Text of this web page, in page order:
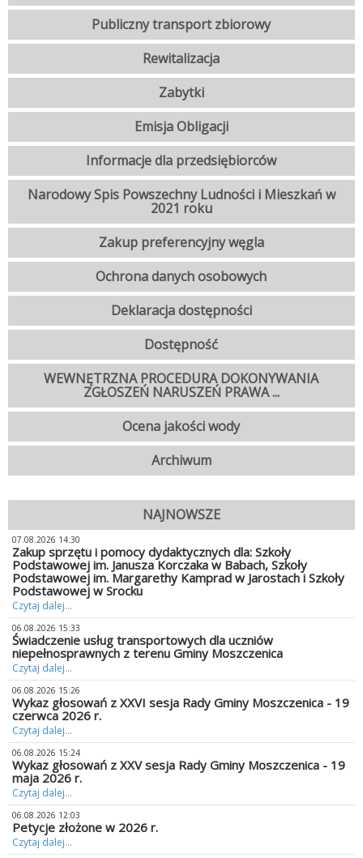
Publiczny transport zbiorowy
Rewitalizacja
Zabytki
Emisja Obligacji
Informacje dla przedsiębiorców
Narodowy Spis Powszechny Ludności i Mieszkań w
2021 roku
Zakup preferencyjny węgla
Ochrona danych osobowych
Deklaracja dostępności
Dostępność
WEWNĘTRZNA PROCEDURA DOKONYWANIA
ZGŁOSZEŃ NARUSZEŃ PRAWA ...
Ocena jakości wody
Archiwum
NAJNOWSZE
07.08.2026 14:30
Zakup sprzętu i pomocy dydaktycznych dla: Szkoły
Podstawowej im. Janusza Korczaka w Babach, Szkoły
Podstawowej im. Margarethy Kamprad w Jarostach i Szkoły
Podstawowej w Srocku
Czytaj dalej...
06.08.2026 15:33
Świadczenie usług transportowych dla uczniów
niepełnosprawnych z terenu Gminy Moszczenica
Czytaj dalej...
06.08.2026 15:26
Wykaz głosowań z XXVI sesja Rady Gminy Moszczenica - 19
czerwca 2026 r.
Czytaj dalej...
06.08.2026 15:24
Wykaz głosowań z XXV sesja Rady Gminy Moszczenica - 19
maja 2026 r.
Czytaj dalej...
06.08.2026 12:03
Petycje złożone w 2026 r.
Czytaj dalej...